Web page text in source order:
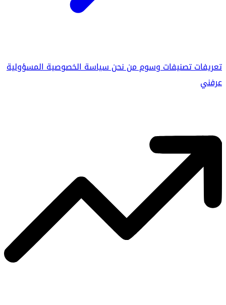
تعريفاتتصنيفاتوسوممن نحنسياسة الخصوصيةالمسؤولية
عرفني